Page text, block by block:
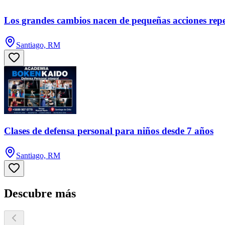
Los grandes cambios nacen de pequeñas acciones
Santiago, RM
Clases de defensa personal para niños desde 7 años
Santiago, RM
Descubre más